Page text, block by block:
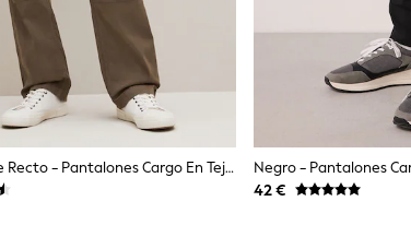
Marrón - Corte Recto - Pantalones Cargo En Tejido Elástico De Algodón
42 €